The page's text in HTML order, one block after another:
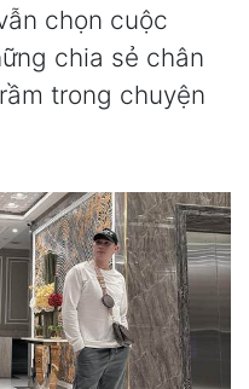
chọn cuộc
chia sẻ chân
trong chuyện